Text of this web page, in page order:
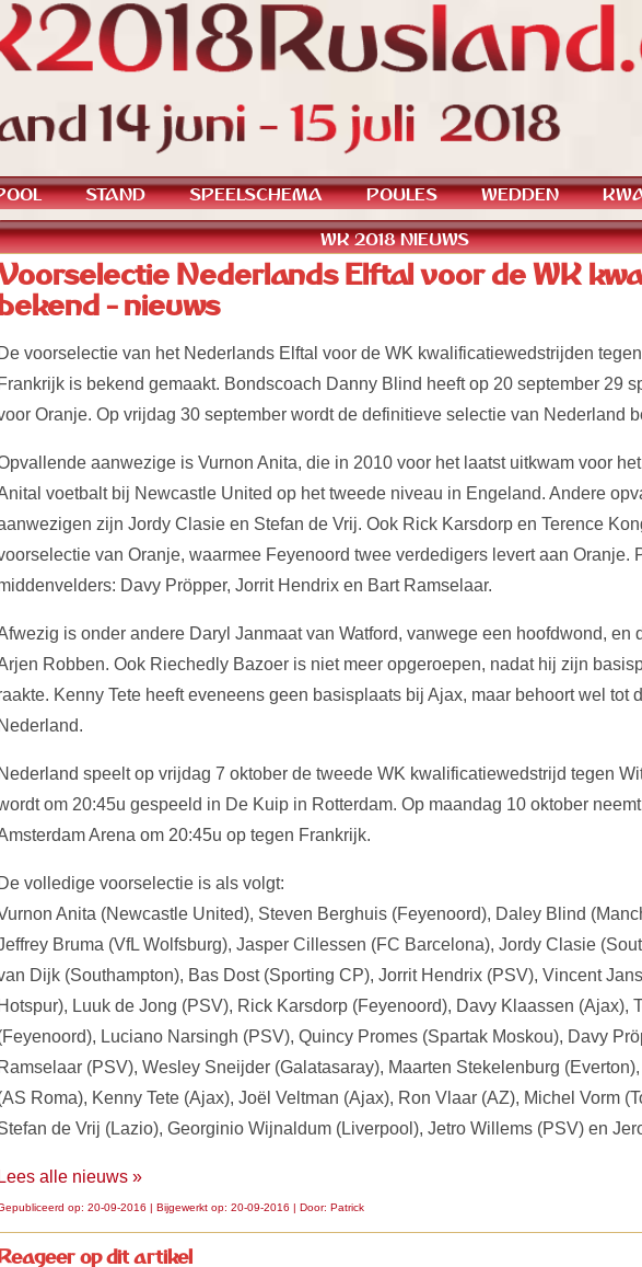
WK 2018 NIEUWS
Nederlands Elftal voor de WK
bekend - nieuws
De voorselectie van het Nederlands Elftal voor de WK kwalificatiewedstrijden
Frankrijk is bekend gemaakt. Bondscoach Danny Blind heeft op 20 september 29
Oranje. Op vrijdag 30 september wordt de definitieve selectie van Nederland
aanwezige is Vurnon Anita, die in 2010 voor het laatst uitkwam voor
voetbalt bij Newcastle United op het tweede niveau in Engeland. Andere
zijn Jordy Clasie en Stefan de Vrij. Ook Rick Karsdorp en Terence
van Oranje, waarmee Feyenoord twee verdedigers levert aan Oranje.
Davy Pröpper, Jorrit Hendrix en Bart Ramselaar.
is onder andere Daryl Janmaat van Watford, vanwege een hoofdwond, en
Robben. Ook Riechedly Bazoer is niet meer opgeroepen, nadat hij zijn
Kenny Tete heeft eveneens geen basisplaats bij Ajax, maar behoort wel tot
Nederland.
Nederland speelt op vrijdag 7 oktober de tweede WK kwalificatiewedstrijd tegen
om 20:45u gespeeld in De Kuip in Rotterdam. Op maandag 10 oktober
Arena om 20:45u op tegen Frankrijk.
De volledige voorselectie is als volgt:
Anita (Newcastle United), Steven Berghuis (Feyenoord), Daley Blind
Bruma (VfL Wolfsburg), Jasper Cillessen (FC Barcelona), Jordy Clasie
Dijk (Southampton), Bas Dost (Sporting CP), Jorrit Hendrix (PSV), Vincent
Hotspur), Luuk de Jong (PSV), Rick Karsdorp (Feyenoord), Davy Klaassen (Ajax),
Luciano Narsingh (PSV), Quincy Promes (Spartak Moskou), Davy
Ramselaar (PSV), Wesley Sneijder (Galatasaray), Maarten Stekelenburg
Roma), Kenny Tete (Ajax), Joël Veltman (Ajax), Ron Vlaar (AZ), Michel Vorm
de Vrij (Lazio), Georginio Wijnaldum (Liverpool), Jetro Willems (PSV) en
Lees alle nieuws »
op: 20-09-2016 | Bijgewerkt op: 20-09-2016 | Door: Patrick
op dit artikel
STAND SPEELSCHEMA POULES WEDDEN